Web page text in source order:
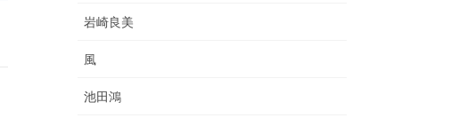
岩崎良美
風
池田鴻